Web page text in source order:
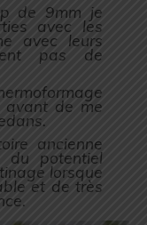
de 9mm je
avec les
avec leurs
pas de
avant de me
ancienne
potentiel
lorsque
et de très